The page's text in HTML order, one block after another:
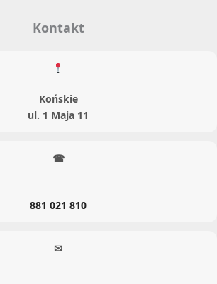
Kontakt
Końskie
ul. 1 Maja 11
☎
881 021 810
✉